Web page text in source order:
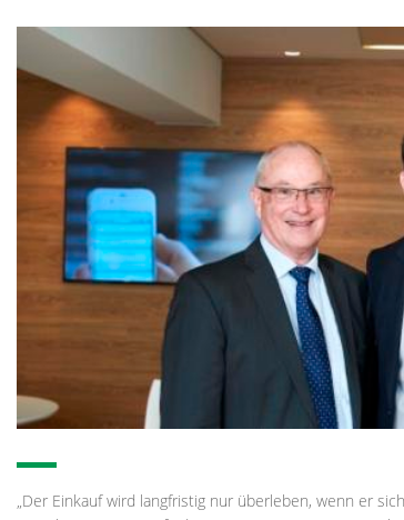
„Der Einkauf wird langfristig nur überleben, wenn er